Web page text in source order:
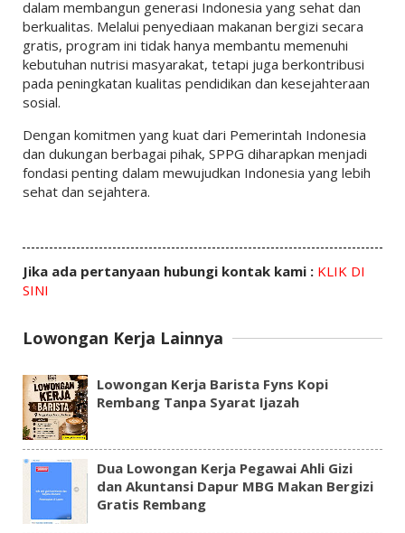
dalam membangun generasi Indonesia yang sehat dan
berkualitas. Melalui penyediaan makanan bergizi secara
gratis, program ini tidak hanya membantu memenuhi
kebutuhan nutrisi masyarakat, tetapi juga berkontribusi
pada peningkatan kualitas pendidikan dan kesejahteraan
sosial.
Dengan komitmen yang kuat dari Pemerintah Indonesia
dan dukungan berbagai pihak, SPPG diharapkan menjadi
fondasi penting dalam mewujudkan Indonesia yang lebih
sehat dan sejahtera.
Jika ada pertanyaan hubungi kontak kami : KLIK DI
SINI
Lowongan Kerja Lainnya
Lowongan Kerja Barista Fyns Kopi
Rembang Tanpa Syarat Ijazah
Dua Lowongan Kerja Pegawai Ahli Gizi
dan Akuntansi Dapur MBG Makan Bergizi
Gratis Rembang